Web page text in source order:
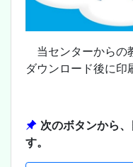
当センターからの
ダウンロード後に印
次のボタンから
す。